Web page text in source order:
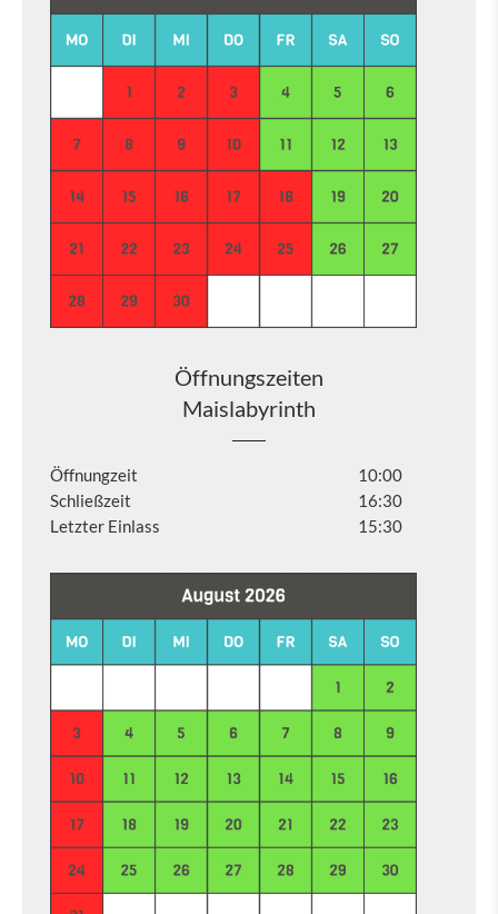
Öffnungszeiten
Maislabyrinth
Öffnungzeit
10:00
Schließzeit
16:30
Letzter Einlass
15:30